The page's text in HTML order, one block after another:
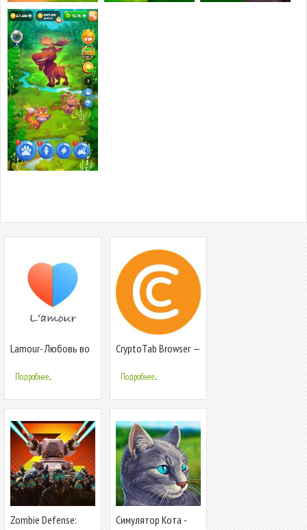
Lamour- Любовь во
Подробнее...
CryptoTab Browser —
майнинг-браузер
Подробнее...
Zombie Defense:
Симулятор Кота -